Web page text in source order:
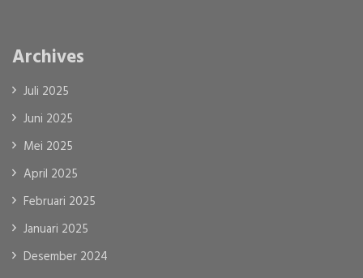
Archives
Juli 2025
Juni 2025
Mei 2025
April 2025
Februari 2025
Januari 2025
Desember 2024